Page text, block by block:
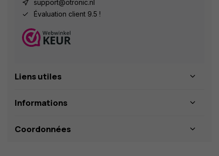
support@otronic.nl
Évaluation client 9.5 !
Liens utiles
Informations
Coordonnées